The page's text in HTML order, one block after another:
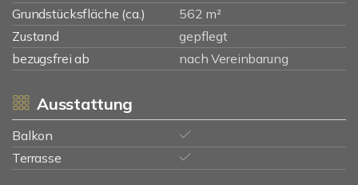
Grundstücksfläche (ca.)
562 m²
Zustand
gepflegt
bezugsfrei ab
nach Vereinbarung
Ausstattung
Balkon
Terrasse